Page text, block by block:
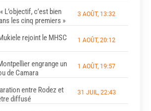
L’objectif, c’est bien
les cinq premiers »
3 AOÛT, 13:32
rejoint le MHSC
1 AOÛT, 20:12
engrange un
de Camara
1 AOÛT, 19:57
entre Rodez et
diffusé
31 JUIL, 22:43